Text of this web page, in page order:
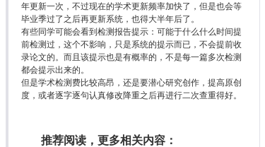
年更新一次，不过现在的学术更新频率加快了，但是也会等
毕业季过了之后再更新系统，也得大半年后了。
有些同学可能会看到检测报告提示：可能于什么什么时间提
前检测过，这个不影响，只是系统的提示而已，不会提前收
录论文的。而且该提示也是有概率的，不是每一篇多次检测
都会提示出来的。
但是学术检测费比较高昂，还是要潜心研究创作，提高原创
度，或者逐字逐句认真修改降重之后再进行二次查重得好。
推荐阅读，更多相关内容：